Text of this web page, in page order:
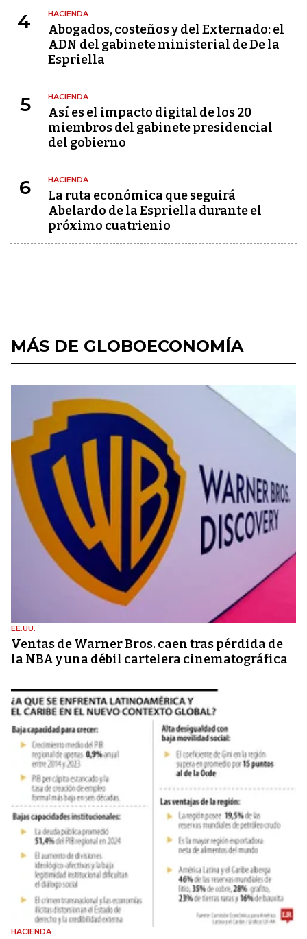
4 HACIENDA
Abogados, costeños y del Externado: el
ADN del gabinete ministerial de De la
Espriella
5 HACIENDA
Así es el impacto digital de los 20
miembros del gabinete presidencial
del gobierno
6 HACIENDA
La ruta económica que seguirá
Abelardo de la Espriella durante el
próximo cuatrienio
MÁS DE GLOBOECONOMÍA
EE.UU.
Ventas de Warner Bros. caen tras pérdida de
la NBA y una débil cartelera cinematográfica
HACIENDA